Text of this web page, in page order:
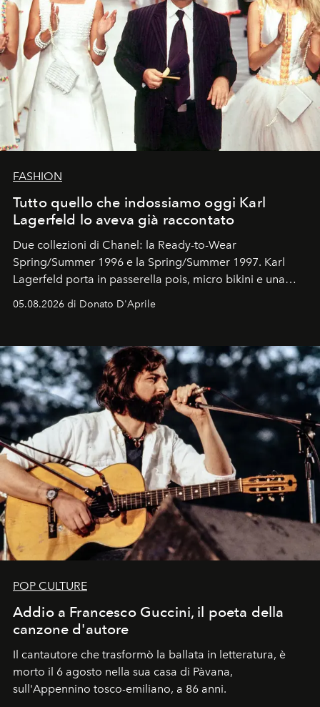
FASHION
Tutto quello che indossiamo oggi Karl
Lagerfeld lo aveva già raccontato
Due collezioni di Chanel: la Ready-to-Wear
Spring/Summer 1996 e la Spring/Summer 1997. Karl
Lagerfeld porta in passerella pois, micro bikini e una
logomania pensata per la spiaggia
Kate, Claudia e Carla una dietro l'altra. Trent'anni dopo,
uno dei documenti più contemporanei che abbiamo.
05.08.2026 di Donato D'Aprile
POP CULTURE
Addio a Francesco Guccini, il poeta della
canzone d'autore
Il cantautore che trasformò la ballata in letteratura, è
morto il 6 agosto nella sua casa di Pàvana,
sull'Appennino tosco-emiliano, a 86 anni.